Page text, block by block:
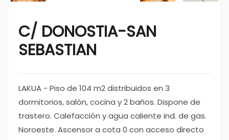
C/ DONOSTIA-SAN
SEBASTIAN
LAKUA - Piso de 104 m2 distribuidos en 3
dormitorios, salón, cocina y 2 baños. Dispone de
trastero. Calefacción y agua caliente ind. de gas.
Noroeste. Ascensor a cota 0 con acceso directo